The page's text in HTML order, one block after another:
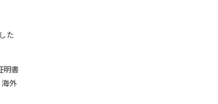
た
明書
外